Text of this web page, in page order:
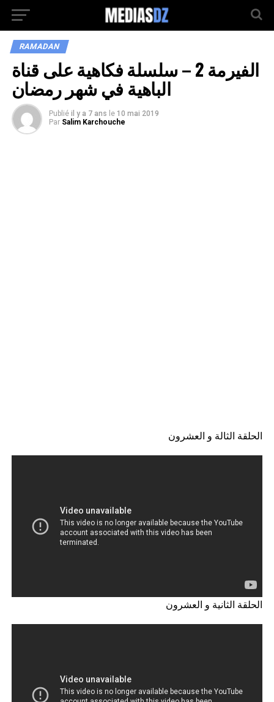
RAMADAN
الفيرمة 2 – سلسلة فكاهية على قناة
الباهية في شهر رمضان
Publié il y a 7 ans le 10 mai 2019
Par Salim Karchouche
الحلقة الثالة و العشرون
الحلقة الثانية و العشرون